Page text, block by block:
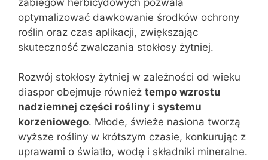
optymalizować dawkowanie środków ochrony
roślin oraz czas aplikacji, zwiększając
skuteczność zwalczania stokłosy żytniej.
Rozwój stokłosy żytniej w zależności od wieku
diaspor obejmuje również tempo wzrostu
nadziemnej części rośliny i systemu
korzeniowego. Młode, świeże nasiona tworzą
wyższe rośliny w krótszym czasie, konkurując z
uprawami o światło, wodę i składniki mineralne.